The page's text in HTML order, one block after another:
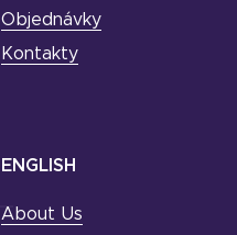
Objednávky
Kontakty
ENGLISH
About Us